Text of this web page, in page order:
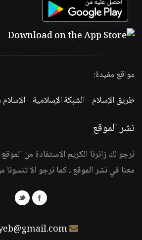
مواقع مفيدة:
طريق الإسلام -الشبكة الإسلامية -
نشر الموقع
نرجو لك زائرنا الكريم الاستفادة من
معنا في نشر الموقع ، كما نرجو الا